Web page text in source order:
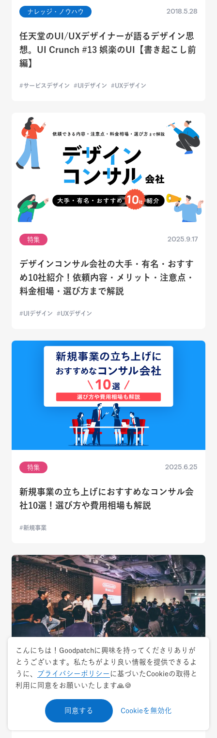
ナレッジ・ノウハウ 2018.5.28
任天堂のUI/UXデザイナーが語るデザイン思
想。UI Crunch #13 娯楽のUI【書き起こし前
編】
サービスデザイン UIデザイン UXデザイン
特集 2025.9.17
デザインコンサル会社の大手・有名・おすす
め10社紹介！依頼内容・メリット・注意点・
料金相場・選び方まで解説
UIデザイン UXデザイン
特集 2025.6.25
新規事業の立ち上げにおすすめなコンサル会
社10選！選び方や費用相場も解説
新規事業
キャリア
任天堂のUI/UXデザイナーに5つの質問！UI
Crunch #13 娯楽のUI【書き起こし後編】
こんにちは！Goodpatchに興味を持ってくださりありが
とうございます。私たちがより良い情報を提供できるよ
うに、
プライバシーポリシー に基づいたCookieの取得と
利用に同意をお願いいたします🙏🍪
同意する Cookieを無効化